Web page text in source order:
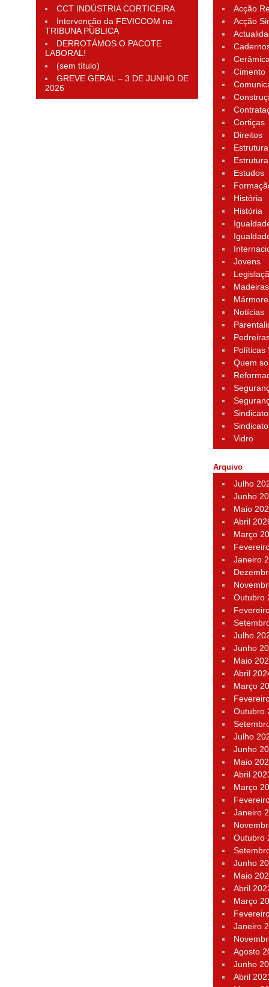
CCT INDÚSTRIA CORTICEIRA
Intervenção da FEVICCOM na
TRIBUNA PÚBLICA
DERROTÁMOS O PACOTE
LABORAL!
(sem título)
GREVE GERAL – 3 DE JUNHO DE
2026
Acção
Acção
Cimento
Cortiças
Direitos
Estudos
História
História
Jovens
Madeiras
Notícias
Políticas
Quem
Vidro
Arquivo
Julho
Junho
Maio
Abril
Março
Janeiro
Outubro
Julho
Junho
Maio
Abril
Março
Outubro
Julho
Junho
Maio
Abril
Março
Janeiro
Outubro
Junho
Maio
Abril
Março
Janeiro
Agosto
Junho
Abril